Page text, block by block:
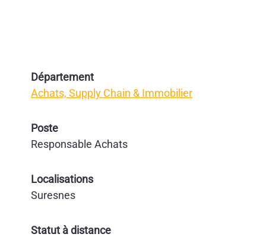
Département
Achats, Supply Chain & Immobilier
Poste
Responsable Achats
Localisations
Suresnes
Statut à distance